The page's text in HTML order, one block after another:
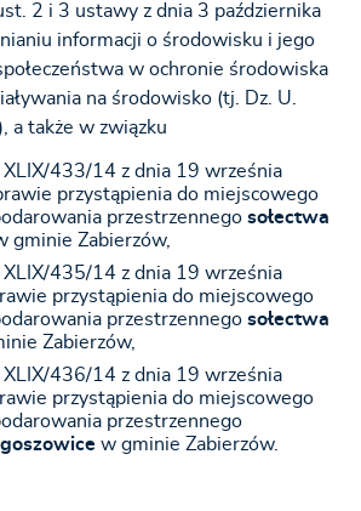
2 i 3 ustawy z dnia 3 października
informacji o środowisku i jego
w ochronie środowiska
na środowisko (tj. Dz. U.
a także w związku
XLIX/433/14 z dnia 19 września
przystąpienia do miejscowego
przestrzennego sołectwa
gminie Zabierzów,
XLIX/435/14 z dnia 19 września
przystąpienia do miejscowego
przestrzennego sołectwa
Zabierzów,
XLIX/436/14 z dnia 19 września
przystąpienia do miejscowego
przestrzennego
w gminie Zabierzów.